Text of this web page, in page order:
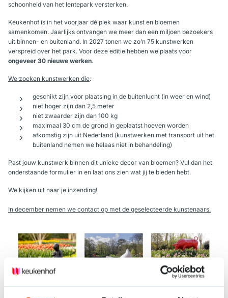
schoonheid van het lentepark versterken.
Keukenhof is in het voorjaar dé plek waar kunst en bloemen
samenkomen. Jaarlijks ontvangen we meer dan een miljoen bezoekers
uit binnen- en buitenland. In 2027 tonen we zo’n 75 kunstwerken
verspreid over het park. Voor deze editie hebben we plaats voor
ongeveer 30 nieuwe werken.
We zoeken kunstwerken die:
geschikt zijn voor plaatsing in de buitenlucht (in weer en wind)
niet hoger zijn dan 2,5 meter
niet zwaarder zijn dan 100 kg
maximaal 30 cm de grond in geplaatst hoeven worden
afkomstig zijn uit Nederland (kunstwerken met transport uit het
buitenland nemen we helaas niet in behandeling)
Past jouw kunstwerk binnen dit unieke decor van bloemen? Vul dan het
onderstaande formulier in en laat ons zien wat jij te bieden hebt.
We kijken uit naar je inzending!
In december nemen we contact op met de geselecteerde kunstenaars.